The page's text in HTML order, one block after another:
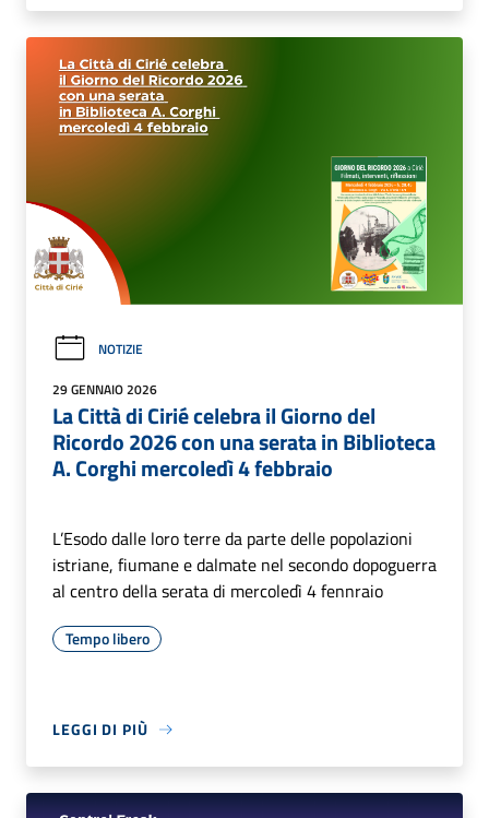
NOTIZIE
29 GENNAIO 2026
La Città di Cirié celebra il Giorno del
Ricordo 2026 con una serata in Biblioteca
A. Corghi mercoledì 4 febbraio
L’Esodo dalle loro terre da parte delle popolazioni
istriane, fiumane e dalmate nel secondo dopoguerra
al centro della serata di mercoledì 4 fennraio
Tempo libero
LEGGI DI PIÙ